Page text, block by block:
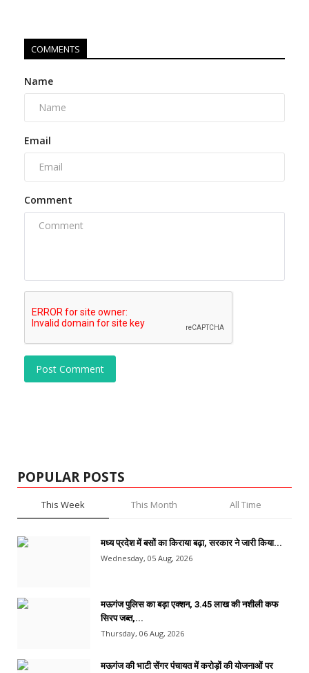
COMMENTS
Name
Email
Comment
Post Comment
POPULAR POSTS
This Week This Month All Time
मध्य प्रदेश में बसों का किराया बढ़ा, सरकार ने जारी किया...
Wednesday, 05 Aug, 2026
मऊगंज पुलिस का बड़ा एक्शन, 3.45 लाख की नशीली कफ
सिरप जब्त,...
Thursday, 06 Aug, 2026
मऊगंज की भाटी सेंगर पंचायत में करोड़ों की योजनाओं पर